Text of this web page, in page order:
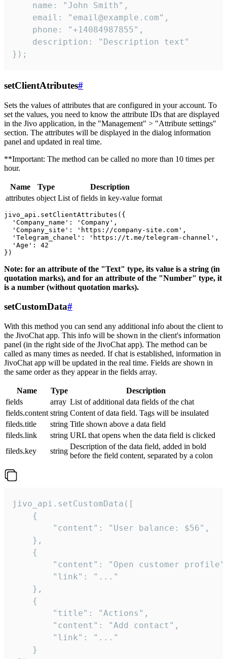
    name: "John Smith",
    email: "email@example.com",
    phone: "+14084987855",
    description: "Description text"
});
setClientAtributes#
Sets the values ​​of attributes that are configured in your account. To
set the values, you need to know the attribute IDs that are displayed
in the Jivo application, in the "Management" > "Attribute settings"
section. The attributes will be displayed in the dialog information
panel and updated in real time.
**Important: The method can be called no more than 10 times per
hour.
Name Type
Description
attributes object List of fields in key-value format
jivo_api.setClientAttributes({
  'Company_name': 'Company',
  'Company_site': 'https://company-site.com',
  'Telegram_chanel': 'https://t.me/telegram-channel',
  'Age': 42
Note: for an attribute of the "Text" type, its value is a string (in
quotation marks), and for an attribute of the "Number" type, it
is a number (without quotation marks).
setCustomData#
With this method you can send any additional info about the client to
the JivoChat app. This info will be shown in the client's information
panel (in the right side of the JivoChat app). The method can be
called as many times as needed. If chat is established, information in
JivoChat app will be updated in the real time. Fields are shown in
the same order as they appear in the fields array.
Name Type
Description
fields
array List of additional data fields of the chat
fields.content string Content of data field. Tags will be insulated
fileds.title
string Title shown above a data field
fileds.link
string URL that opens when the data field is clicked
fileds.key
string
Description of the data field, added in bold
before the field content, separated by a colon
jivo_api.setCustomData([
    {
        "content": "User balance: $56",
    },
    {
"content": "Open customer
        "link": "..."
    },
    {
        "title": "Actions",
        "content": "Add contact",
        "link": "..."
    }